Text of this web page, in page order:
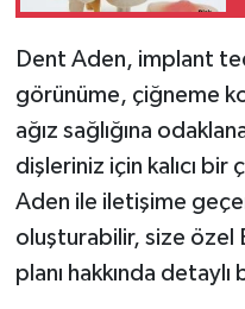
Dent Aden, implant
görünüme, çiğneme
ağız sağlığına
dişleriniz için kalıcı bir
Aden ile iletişime
oluşturabilir, size özel
planı hakkında